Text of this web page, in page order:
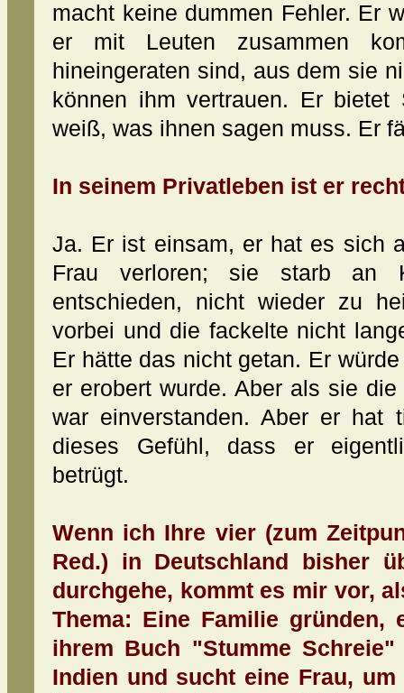
macht keine dummen Fehler. Er
er mit Leuten zusammen
hineingeraten sind, aus dem sie
können ihm vertrauen. Er
weiß, was ihnen sagen muss. Er
In seinem Privatleben ist er
Ja. Er ist einsam, er hat es sich
Frau verloren; sie starb an
entschieden, nicht wieder zu
vorbei und die fackelte nicht
Er hätte das nicht getan. Er
er erobert wurde. Aber als sie
war einverstanden. Aber er hat
dieses Gefühl, dass er
betrügt.
Wenn ich Ihre vier (zum
Red.) in Deutschland bisher
durchgehe, kommt es mir vor,
Thema: Eine Familie gründen,
ihrem Buch "Stumme
Indien und sucht eine Frau,